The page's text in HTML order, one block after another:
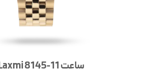
ساعت Laxmi 8145-11